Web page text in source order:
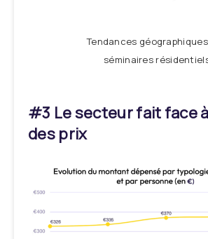
Tendances
séminaires
#3 Le secteur fait face
des prix